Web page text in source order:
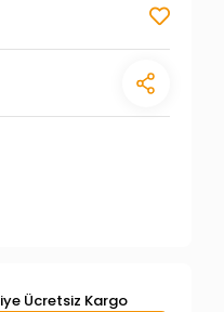
Ücretsiz Kargo